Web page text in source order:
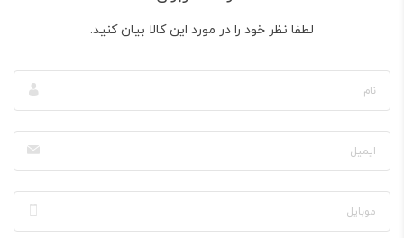
لطفا نظر خود را در مورد این کالا بیان کنید.